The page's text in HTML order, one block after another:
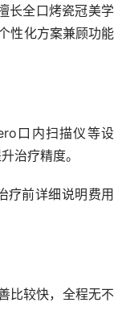
性化方案兼顾功能
治疗精度。